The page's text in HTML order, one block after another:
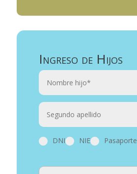
Ingreso de Hijos
DNI NIE Pasaporte